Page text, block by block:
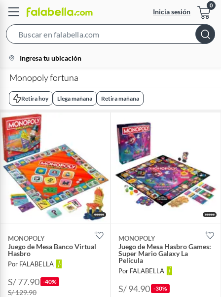
Inicia sesión
Bar
location-
icon
Ingresa tu ubicación
Monopoly fortuna
Retira hoy Llega mañana Retira mañana
MONOPOLY
Juego de Mesa Banco Virtual
Hasbro
Por FALABELLA
S/ 77.90 -40%
S/ 129.90
MONOPOLY
Juego de Mesa Hasbro Games:
Super Mario Galaxy La
Película
Por FALABELLA
S/ 94.90 -30%